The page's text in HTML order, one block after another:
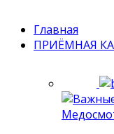
Главная
ПРИЁМНАЯ